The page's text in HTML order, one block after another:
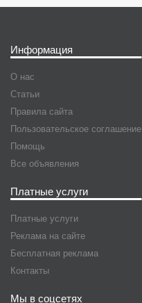
Информация
О нас
Статьи
Правила сайта
Пользовательское соглашение
Помощь
Все объявления
Платные услуги
Платные услуги
Реклама на сайте
Бесплатная реклама
Контакты
Мы в соцсетях